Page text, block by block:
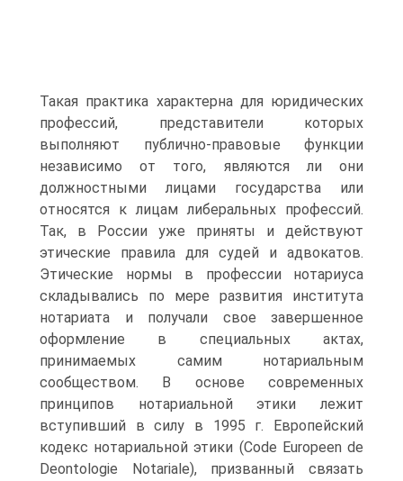
Такая практика характерна для юридических
профессий, представители которых
выполняют публично-правовые функции
независимо от того, являются ли они
должностными лицами государства или
относятся к лицам либеральных профессий.
Так, в России уже приняты и действуют
этические правила для судей и адвокатов.
Этические нормы в профессии нотариуса
складывались по мере развития института
нотариата и получали свое завершенное
оформление в специальных актах,
принимаемых самим нотариальным
сообществом. В основе современных
принципов нотариальной этики лежит
вступивший в силу в 1995 г. Европейский
кодекс нотариальной этики (Code Europeen de
Dеontologie Notariale), призванный связать